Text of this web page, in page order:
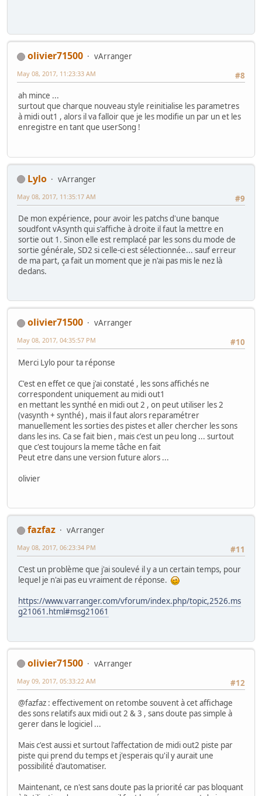
olivier71500
vArranger
#8
May 08, 2017, 11:23:33 AM
ah mince ...
surtout que charque nouveau style reinitialise les parametres
à midi out1 , alors il va falloir que je les modifie un par un et les
enregistre en tant que userSong !
Lylo
vArranger
#9
May 08, 2017, 11:35:17 AM
De mon expérience, pour avoir les patchs d'une banque
soudfont vAsynth qui s'affiche à droite il faut la mettre en
sortie out 1. Sinon elle est remplacé par les sons du mode de
sortie générale, SD2 si celle-ci est sélectionnée... sauf erreur
de ma part, ça fait un moment que je n'ai pas mis le nez là
dedans.
olivier71500
vArranger
#10
May 08, 2017, 04:35:57 PM
Merci Lylo pour ta réponse
C'est en effet ce que j'ai constaté , les sons affichés ne
correspondent uniquement au midi out1
en mettant les synthé en midi out 2 , on peut utiliser les 2
(vasynth + synthé) , mais il faut alors reparamétrer
manuellement les sorties des pistes et aller chercher les sons
dans les ins. Ca se fait bien , mais c'est un peu long ... surtout
que c'est toujours la meme tâche en fait
Peut etre dans une version future alors ...
olivier
fazfaz
vArranger
#11
May 08, 2017, 06:23:34 PM
C'est un problème que j'ai soulevé il y a un certain temps, pour
lequel je n'ai pas eu vraiment de réponse.
https://www.varranger.com/vforum/index.php/topic,2526.ms
g21061.html#msg21061
olivier71500
vArranger
#12
May 09, 2017, 05:33:22 AM
@fazfaz : effectivement on retombe souvent à cet affichage
des sons relatifs aux midi out 2 & 3 , sans doute pas simple à
gerer dans le logiciel ...
Mais c'est aussi et surtout l'affectation de midi out2 piste par
piste qui prend du temps et j'esperais qu'il y aurait une
possibilité d'automatiser.
Maintenant, ce n'est sans doute pas la priorité car pas bloquant